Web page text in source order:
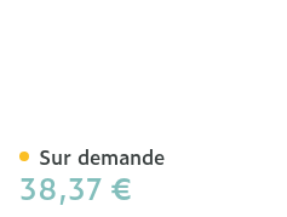
38,37 €
Sur demande